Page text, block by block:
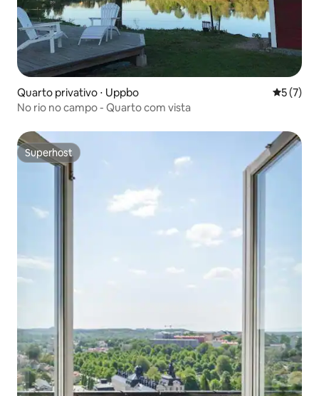
Quarto privativo ⋅ Uppbo 5 de
5 (7)
No rio no campo - Quarto com vista
Superhost
Superhost